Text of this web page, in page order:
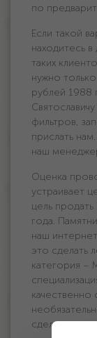
по
Если такой
находитесь
таких
нужно
рублей 1988
фильтров,
прислать
наш
Оценка
устраивает
цель
года.
наш
это сделать
категория –
качественно
сделать